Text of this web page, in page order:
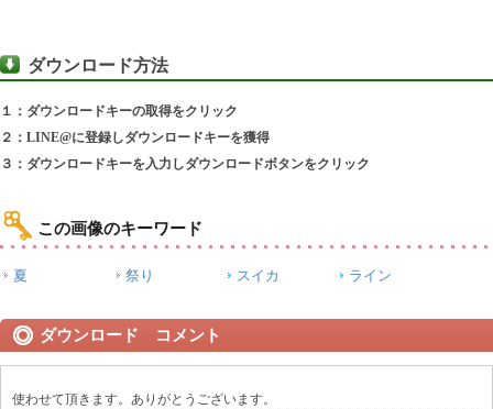
ダウンロード方法
１：ダウンロードキーの取得をクリック
２：LINE@に登録しダウンロードキーを獲得
３：ダウンロードキーを入力しダウンロードボタンをクリック
この画像のキーワード
夏 祭り スイカ ライン
ダウンロード コメント
使わせて頂きます。ありがとうございます。